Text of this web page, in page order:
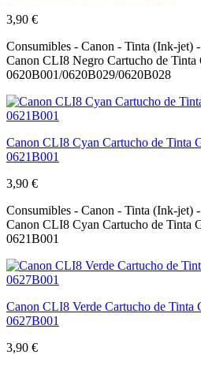
3,90 €
Consumibles - Canon - Tinta (Ink-
Canon CLI8 Negro Cartucho de Tinta
0620B001/0620B029/0620B028
Canon CLI8 Cyan Cartucho de Tinta
0621B001
3,90 €
Consumibles - Canon - Tinta (Ink-
Canon CLI8 Cyan Cartucho de Tinta
0621B001
Canon CLI8 Verde Cartucho de Tinta
0627B001
3,90 €